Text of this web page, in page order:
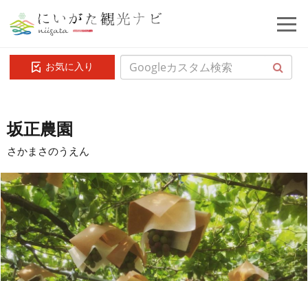
お気に入り
坂正農園
さかまさのうえん